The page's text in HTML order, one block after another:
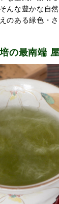
んな豊かな自
のある緑色・
の最南端